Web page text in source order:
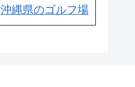
沖縄県のゴルフ場